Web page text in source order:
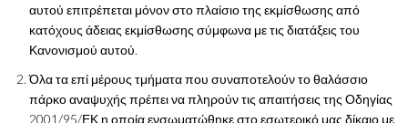
αυτού επιτρέπεται μόνον στο πλαίσιο της εκμίσθωσης από
κατόχους άδειας εκμίσθωσης σύμφωνα με τις διατάξεις του
Κανονισμού αυτού.
Όλα τα επί μέρους τμήματα που συναποτελούν το θαλάσσιο
πάρκο αναψυχής πρέπει να πληρούν τις απαιτήσεις της Οδηγίας
2001/95/ΕΚ η οποία ενσωματώθηκε στο εσωτερικό μας δίκαιο με